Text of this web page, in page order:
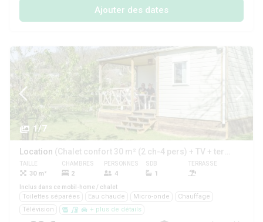
Ajouter des dates
1/7
Location (Chalet confort 30 m² (2 ch-4 pers) + TV + terrasse couverte)
TAILLE
30 m²
CHAMBRES
2
PERSONNES
4
SDB
1
TERRASSE
Inclus dans ce mobil-home / chalet
Toilettes séparées Eau chaude Micro-onde
Chauffage
Télévision
+ plus de détails